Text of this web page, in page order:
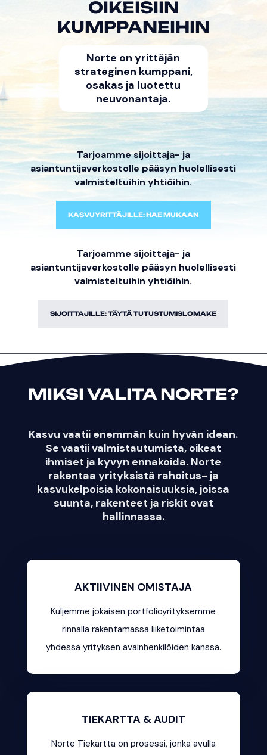
OIKEISIIN
KUMPPANEIHIN
Norte on yrittäjän
strateginen kumppani,
osakas ja luotettu
neuvonantaja.
Tarjoamme sijoittaja- ja
asiantuntijaverkostolle pääsyn huolellisesti
valmisteltuihin yhtiöihin.
KASVUYRITTÄJILLE: HAE MUKAAN
Tarjoamme sijoittaja- ja
asiantuntijaverkostolle pääsyn huolellisesti
valmisteltuihin yhtiöihin.
SIJOITTAJILLE: TÄYTÄ TUTUSTUMISLOMAKE
MIKSI VALITA NORTE?
Kasvu vaatii enemmän kuin hyvän idean.
Se vaatii valmistautumista, oikeat
ihmiset ja kyvyn ennakoida. Norte
rakentaa yrityksistä rahoitus- ja
kasvukelpoisia kokonaisuuksia, joissa
suunta, rakenteet ja riskit ovat
hallinnassa.
AKTIIVINEN OMISTAJA
Kuljemme jokaisen portfolioyrityksemme
rinnalla rakentamassa liiketoimintaa
yhdessä yrityksen avainhenkilöiden kanssa.
TIEKARTTA & AUDIT
Norte Tiekartta on prosessi, jonka avulla